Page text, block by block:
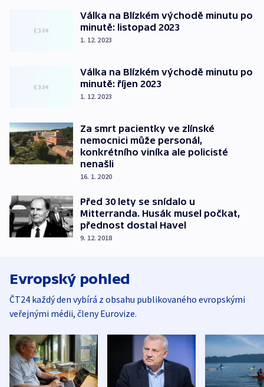
Válka na Blízkém východě minutu po
minutě: listopad 2023
1. 12. 2023
Válka na Blízkém východě minutu po
minutě: říjen 2023
1. 12. 2023
Za smrt pacientky ve zlínské
nemocnici může personál,
konkrétního viníka ale policisté
nenašli
16. 1. 2020
Před 30 lety se snídalo u
Mitterranda. Husák musel počkat,
přednost dostal Havel
9. 12. 2018
Evropský pohled
ČT24 každý den vybírá z obsahu publikovaného evropskými
veřejnými médii, členy Eurovize.